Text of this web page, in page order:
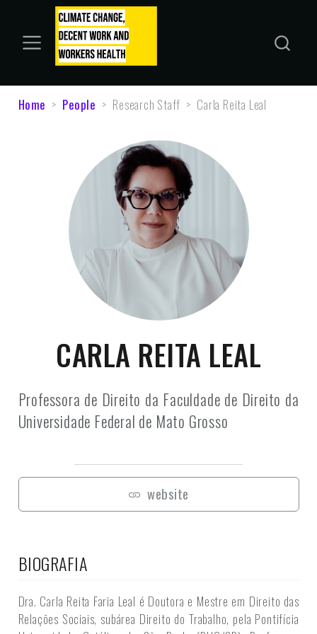
Home People Research Staff Carla Reita Leal
CARLA REITA LEAL
Professora de Direito da Faculdade de Direito da
Universidade Federal de Mato Grosso
website
BIOGRAFIA
Dra. Carla Reita Faria Leal é Doutora e Mestre em Direito das
Relações Sociais, subárea Direito do Trabalho, pela Pontifícia